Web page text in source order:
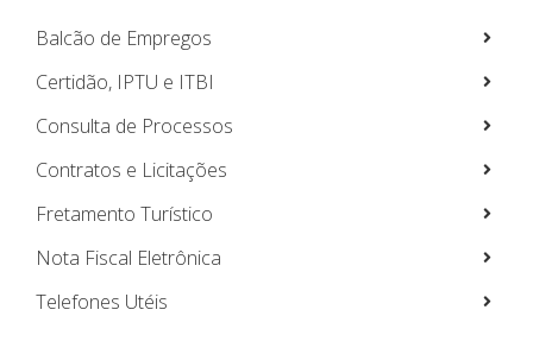
Balcão de Empregos
Certidão, IPTU e ITBI
Consulta de Processos
Contratos e Licitações
Fretamento Turístico
Nota Fiscal Eletrônica
Telefones Utéis